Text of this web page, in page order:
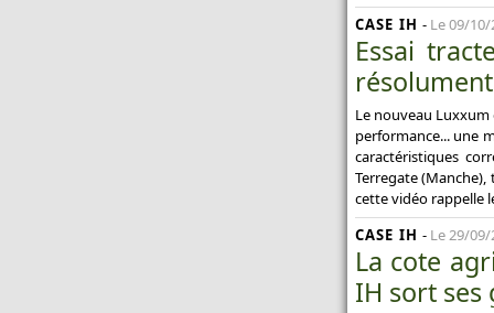
CASE IH - Le 09/10/
Essai
Le nouveau
performance... une
caractéristiques
Terregate
cette vidéo rappelle
CASE IH - Le 29/09/
La cote
IH sort ses